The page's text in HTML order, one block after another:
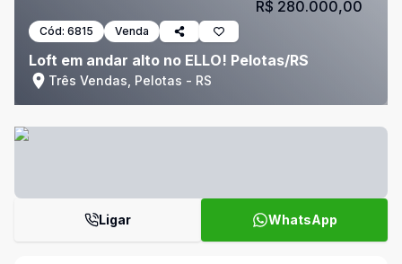
Cód: 6815 Venda
Loft em andar alto no ELLO! Pelotas/RS
Três Vendas, Pelotas - RS
R$ 280.000,00
Ligar WhatsApp